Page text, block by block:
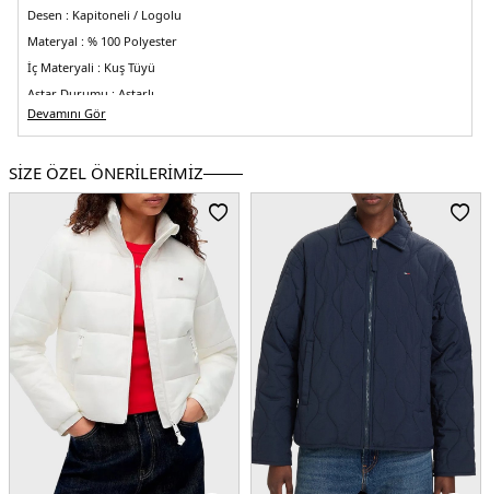
Desen : Kapitoneli / Logolu
Materyal : % 100 Polyester
İç Materyali : Kuş Tüyü
Astar Durumu : Astarlı
Yaka Bilgisi :Dik Yaka
Cep Bilgisi :Cepli
Kol Bilgisi :Uzun Kol
Kalıp Bilgisi :Slim Fit
Kamboçya
2DEDW0DW21618BDS.07
Devamını Gör
SİZE ÖZEL ÖNERİLERİMİZ